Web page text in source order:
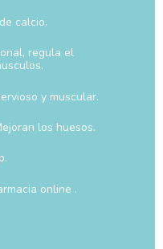
calcio.
regula el
y muscular.
los huesos.
online .